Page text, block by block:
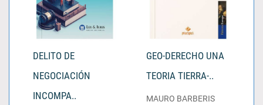
DELITO DE
NEGOCIACIÓN
INCOMPA..
GEO-DERECHO UNA
TEORIA TIERRA-..
MAURO BARBERIS